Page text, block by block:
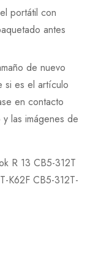
portátil con
antes
de nuevo
si es el artículo
en contacto
las imágenes de
R 13 CB5-312T
K62F CB5-312T-